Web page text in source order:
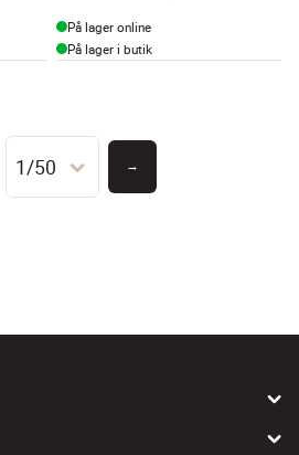
På lager online
På lager i butik
1/50 →